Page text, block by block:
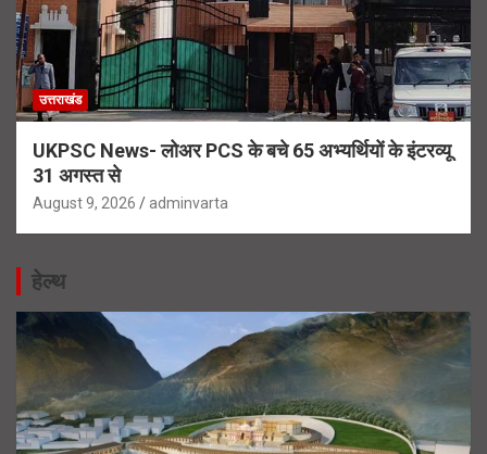
उत्तराखंड
UKPSC News- लोअर PCS के बचे 65 अभ्यर्थियों के इंटरव्यू
31 अगस्त से
August 9, 2026 adminvarta
हेल्थ